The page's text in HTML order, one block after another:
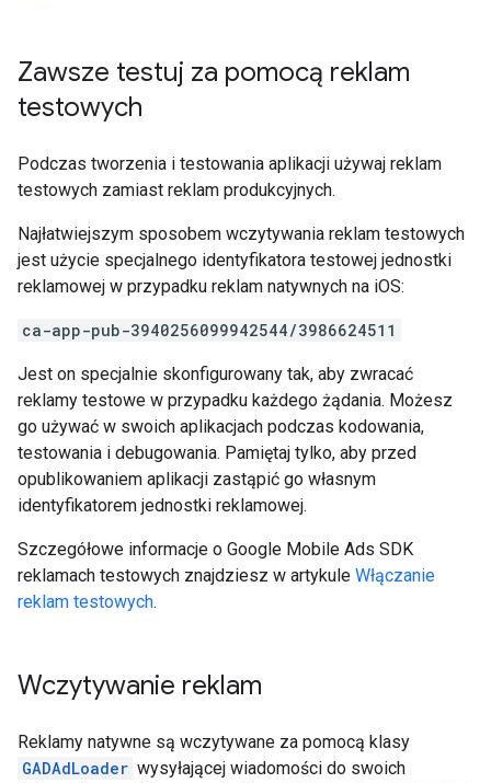
Zawsze testuj za pomocą reklam
testowych
Podczas tworzenia i testowania aplikacji używaj reklam
testowych zamiast reklam produkcyjnych.
Najłatwiejszym sposobem wczytywania reklam testowych
jest użycie specjalnego identyfikatora testowej jednostki
reklamowej w przypadku reklam natywnych na iOS:
ca-app-pub-3940256099942544/3986624511
Jest on specjalnie skonfigurowany tak, aby zwracać
reklamy testowe w przypadku każdego żądania. Możesz
go używać w swoich aplikacjach podczas kodowania,
testowania i debugowania. Pamiętaj tylko, aby przed
opublikowaniem aplikacji zastąpić go własnym
identyfikatorem jednostki reklamowej.
Szczegółowe informacje o Google Mobile Ads SDK
reklamach testowych znajdziesz w artykule Włączanie
reklam testowych.
Wczytywanie reklam
Reklamy natywne są wczytywane za pomocą klasy
GADAdLoader wysyłającej wiadomości do swoich